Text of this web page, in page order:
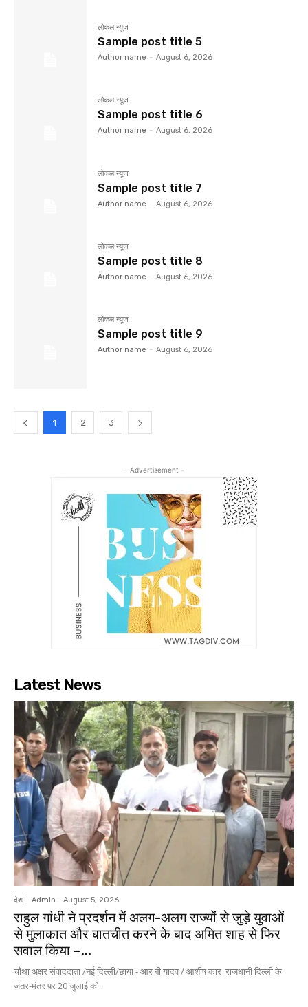
लोकल न्यूज
Sample post title 5
Author name - August 6, 2026
लोकल न्यूज
Sample post title 6
Author name - August 6, 2026
लोकल न्यूज
Sample post title 7
Author name - August 6, 2026
लोकल न्यूज
Sample post title 8
Author name - August 6, 2026
लोकल न्यूज
Sample post title 9
Author name - August 6, 2026
1 2 3
- Advertisement -
Latest News
देश Admin - August 5, 2026
राहुल गांधी ने प्रदर्शन में अलग-अलग राज्यों से जुड़े युवाओं
से मुलाकात और बातचीत करने के बाद अमित शाह से फिर
सवाल किया –...
चौथा अक्षर संवाददाता /नई दिल्ली/छाया - आर बी यादव / आशीष कार राजधानी दिल्ली के
जंतर-मंतर पर 20 जुलाई को...